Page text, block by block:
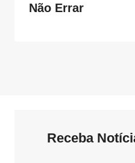
Não Errar
Receba